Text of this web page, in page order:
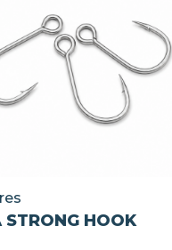
STRONG HOOK